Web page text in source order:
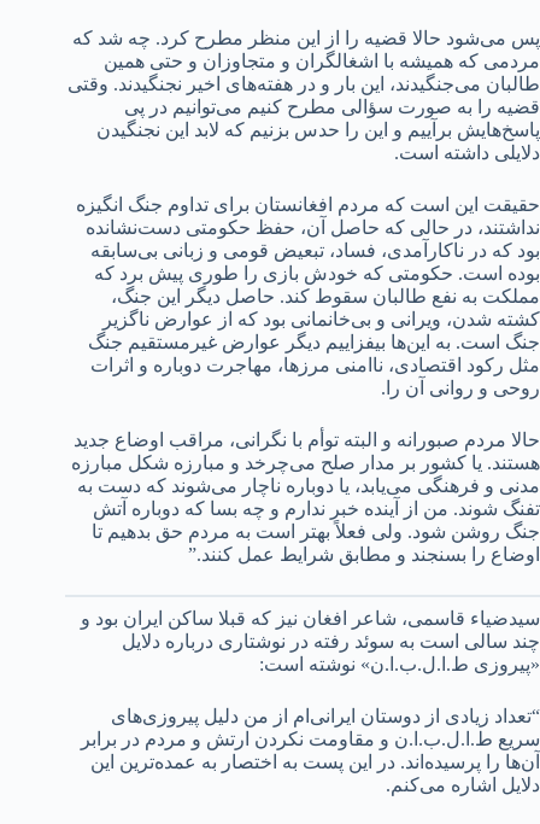
پس می‌شود حالا قضیه را از این منظر مطرح کرد. چه شد که
مردمی که همیشه با اشغالگران و متجاوزان و حتی همین
طالبان می‌جنگیدند، این بار و در هفته‌های اخیر نجنگیدند. وقتی
قضیه را به صورت سؤالی مطرح کنیم می‌توانیم در پی
پاسخ‌هایش برآییم و این را حدس بزنیم که لابد این نجنگیدن
دلایلی داشته است.
حقیقت این است که مردم افغانستان برای تداوم جنگ انگیزه
نداشتند، در حالی که حاصل آن، حفظ حکومتی دست‌نشانده
بود که در ناکارآمدی، فساد، تبعیض قومی و زبانی بی‌سابقه
بوده است. حکومتی که خودش بازی را طوری پیش برد که
مملکت به نفع طالبان سقوط کند. حاصل دیگر این جنگ،
کشته شدن، ویرانی و بی‌خانمانی بود که از عوارض ناگزیر
جنگ است. به این‌ها بیفزاییم دیگر عوارض غیرمستقیم جنگ
مثل رکود اقتصادی، ناامنی مرزها، مهاجرت دوباره و اثرات
روحی و روانی آن را.
حالا مردم صبورانه و البته توأم با نگرانی، مراقب اوضاع جدید
هستند. یا کشور بر مدار صلح می‌چرخد و مبارزه شکل مبارزه
مدنی و فرهنگی می‌یابد، یا دوباره ناچار می‌شوند که دست به
تفنگ شوند. من از آینده خبر ندارم و چه بسا که دوباره آتش
جنگ روشن شود. ولی فعلاً بهتر است به مردم حق بدهیم تا
اوضاع را بسنجند و مطابق شرایط عمل کنند.”
سیدضیاء قاسمی، شاعر افغان نیز که قبلا ساکن ایران بود و
چند سالی است به سوئد رفته در نوشتاری درباره دلایل
«پیروزی ط.ا.ل.ب.ا.ن» نوشته است:
“تعداد زیادی از دوستان ایرانی‌ام از من دلیل پیروزی‌های
سریع ط.ا.ل.ب.ا.ن و مقاومت نکردن ارتش و مردم در برابر
آن‌ها را پرسیده‌اند. در این پست به اختصار به عمده‌ترین این
دلایل اشاره می‌کنم.